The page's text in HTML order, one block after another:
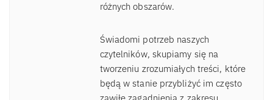
różnych obszarów.
Świadomi potrzeb naszych
czytelników, skupiamy się na
tworzeniu zrozumiałych treści, które
będą w stanie przybliżyć im często